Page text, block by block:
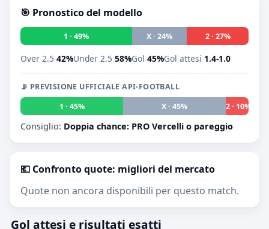
🎯 Pronostico del modello
1 · 49% X · 24% 2 · 27%
Over 2.5 42%Under 2.5 58%Gol 45%Gol attesi 1.4-1.0
📡 PREVISIONE UFFICIALE API-FOOTBALL
1 · 45%
X · 45% 2 · 10%
Consiglio: Doppia chance: PRO Vercelli o pareggio
💶 Confronto quote: migliori del mercato
Quote non ancora disponibili per questo match.
Gol attesi e risultati esatti